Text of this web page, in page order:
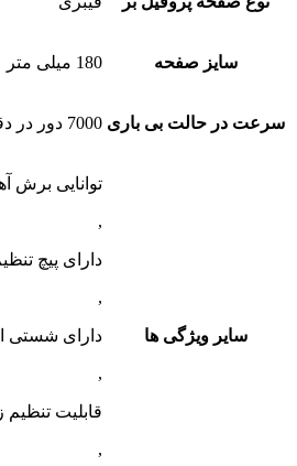
سایز صفحه 180 میلی متر
سرعت در حالت بی باری 7000 دور در دقیقه
سایر ویژگی ها
توانایی برش
,
دارای پیچ
,
دارای شستی
,
قابلیت تنظیم
,